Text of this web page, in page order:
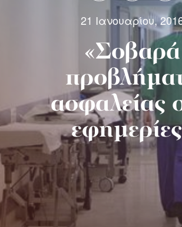
21 Ιανουαρίου,
«Σοβαρά
ασφαλείας